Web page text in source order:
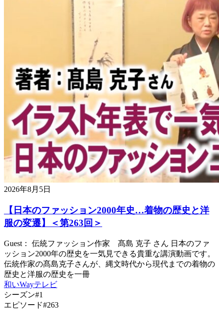
2026年8月5日
【日本のファッション2000年史…着物の歴史と洋
服の変遷】＜第263回＞
Guest： 伝統ファッション作家 髙島 克子 さん 日本のファ
ッション2000年の歴史を一気見できる貴重な講演動画です。
伝統作家の髙島克子さんが、縄文時代から現代までの着物の
歴史と洋服の歴史を一冊
和いWayテレビ
シーズン#1
エピソード#263